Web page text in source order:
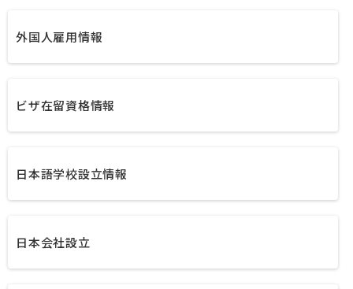
外国人雇用情報
ビザ在留資格情報
日本語学校設立情報
日本会社設立